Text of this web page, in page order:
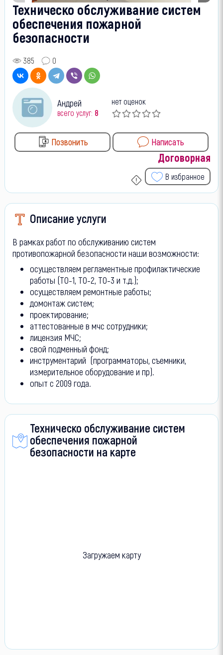
Техническо обслуживание систем
обеспечения пожарной
безопасности
385 0
Андрей
всего услуг: 8
нет оценок
Позвонить Написать
Договорная
В избранное
Описание услуги
В рамках работ по обслуживанию систем
противопожарной безопасности наши возможности:
осуществляем регламентные профилактические
работы (ТО-1, ТО-2, ТО-3 и т.д.);
осуществляем ремонтные работы;
домонтаж систем;
проектирование;
аттестованные в мчс сотрудники;
лицензия МЧС;
свой подменный фонд;
инструментарий (программаторы, съемники,
измерительное оборудование и пр).
опыт с 2009 года.
Техническо обслуживание систем
обеспечения пожарной
безопасности на карте
Загружаем карту